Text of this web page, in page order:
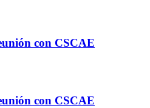
con CSCAE
con CSCAE